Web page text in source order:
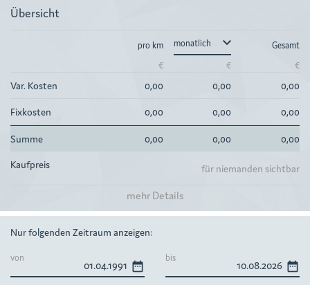
Übersicht
pro km keyboard_arrow_down
Gesamt
€
€ €
Var. Kosten 0,00 0,00 0,00
Fixkosten 0,00 0,00 0,00
Summe 0,00 0,00 0,00
Kaufpreis für niemanden sichtbar
mehr Details
Nur folgenden Zeitraum anzeigen:
date_range
von
date_range
bis